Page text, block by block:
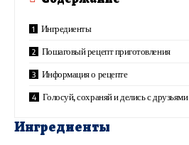
Ингредиенты
Пошаговый рецепт приготовления
Информация о рецепте
Голосуй, сохраняй и делись с друзьями
Ингредиенты